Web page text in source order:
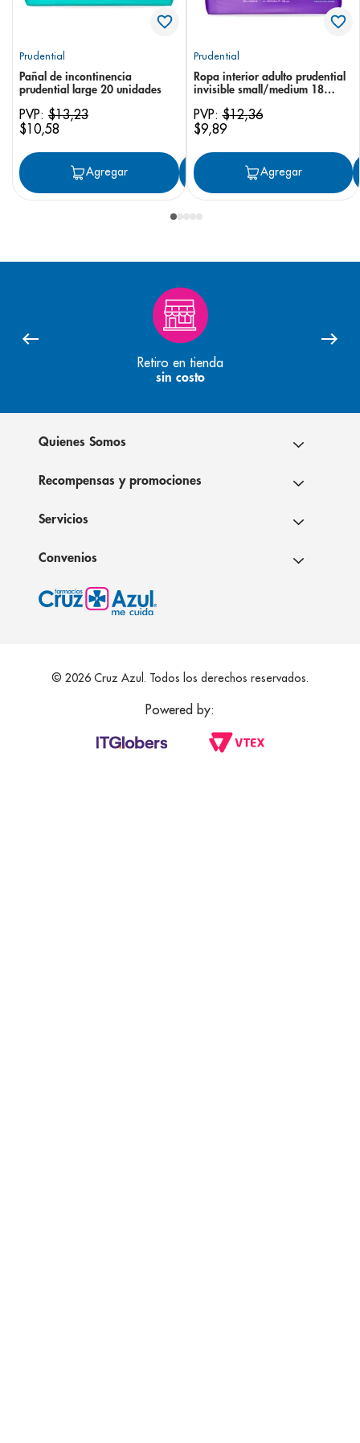
Prudential
Pañal de incontinencia
prudential large 20 unidades
PVP: $13,23
$10,58
Agregar Agregar
Prudential
Ropa interior adulto prudential
invisible small/medium 18
PVP:$12,36
$9,89
Agregar
Retiro en tienda
sin costo
Quienes Somos
Recompensas y promociones
Servicios
Convenios
© 2026 Cruz Azul. Todos los derechos reservados.
Powered by: